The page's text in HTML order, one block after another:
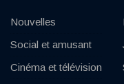
Nouvelles
Social et amusant
Cinéma et télévision